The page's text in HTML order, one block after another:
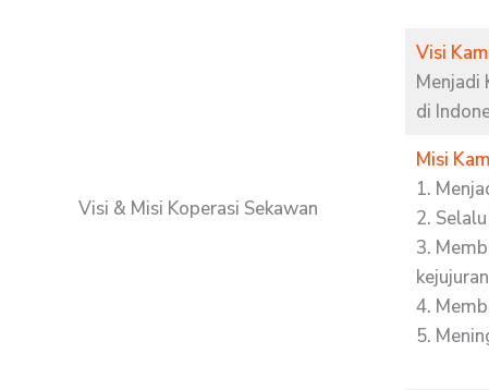
Visi & Misi Koperasi Sekawan
Visi
Menjadi
di
Misi
1.
2.
3.
kejujuran
4.
5.